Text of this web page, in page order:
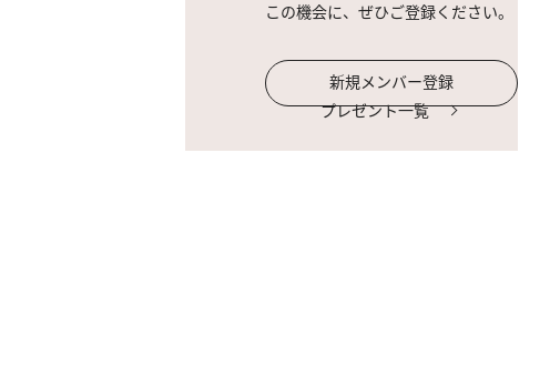
この機会に、ぜひご登録ください。
新規メンバー登録
プレゼント一覧